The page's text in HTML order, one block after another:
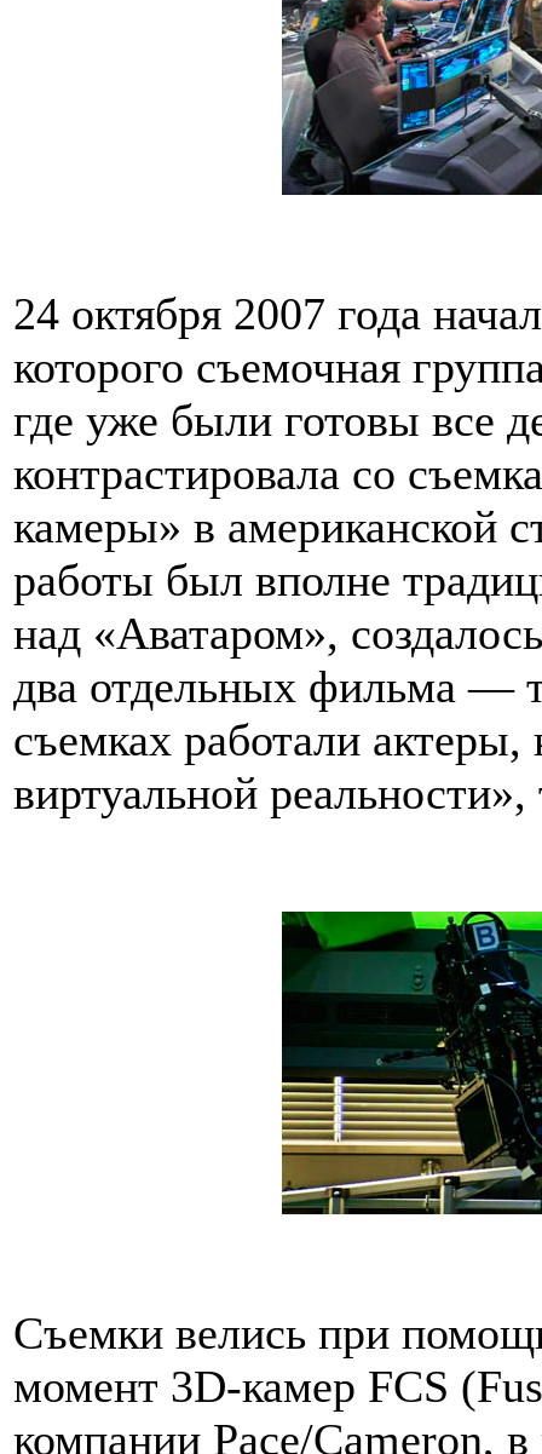
24 октября 2007 года
которого съемочная
где уже были готовы все
контрастировала со
камеры» в американской
работы был вполне
над «Аватаром»,
два отдельных фильма —
съемках работали
виртуальной
Съемки велись при
момент 3D-камер FCS
компании Pace/Cameron,